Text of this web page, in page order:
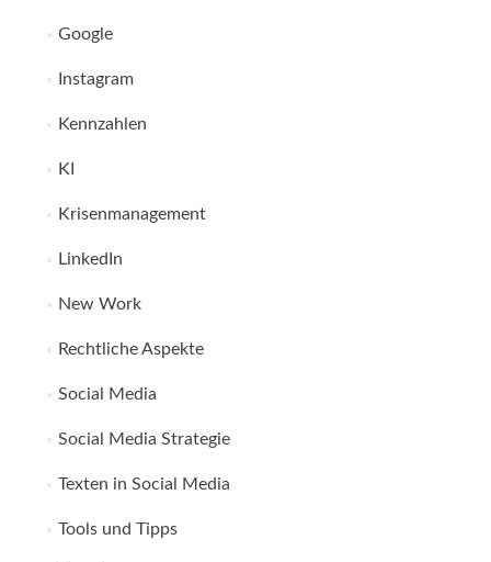
Google
Instagram
Kennzahlen
KI
Krisenmanagement
LinkedIn
New Work
Rechtliche Aspekte
Social Media
Social Media Strategie
Texten in Social Media
Tools und Tipps